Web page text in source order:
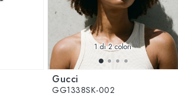
1di 2 colori
Gucci
GG1338SK-002